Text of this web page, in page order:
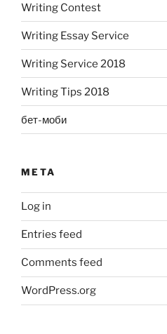
Writing Contest
Writing Essay Service
Writing Service 2018
Writing Tips 2018
бет-моби
META
Log in
Entries feed
Comments feed
WordPress.org